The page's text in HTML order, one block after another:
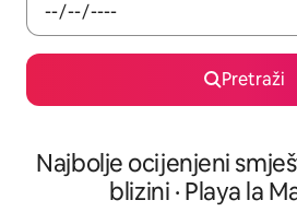
Pretraži
Najbolje ocijenjeni
blizini · Playa la